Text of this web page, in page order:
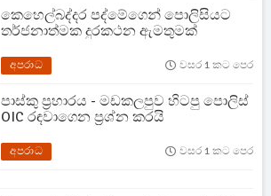
කෙහෙල්බද්දර පද්මේගෙන් පොලිසියට
තර්ජනාත්මක දුරකථන ඇමතුමක්
අපරාධ වසර 1 කට පෙර
පාස්කු ප්‍රහාරය - මඩකලපුව හිටපු පොලිස්
OIC රඳවාගෙන ප්‍රශ්න කරයි
අපරාධ වසර 1 කට පෙර